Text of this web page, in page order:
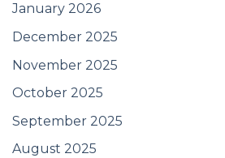
January 2026
December 2025
November 2025
October 2025
September 2025
August 2025